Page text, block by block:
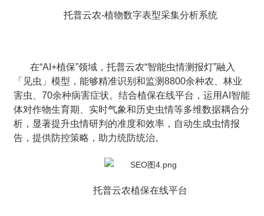
托普云农-植物数字表型采集分析系统
在“AI+植保”领域，托普云农“智能虫情测报灯”融入
「见虫」模型，能够精准识别和监测8800余种农、林业
害虫、70余种病害症状。结合植保在线平台，运用AI智能
体对作物生育期、实时气象和历史虫情等多维数据耦合分
析，显著提升虫情研判的准度和效率，自动生成虫情报
告，提供防控策略，助力统防统治。
托普云农植保在线平台